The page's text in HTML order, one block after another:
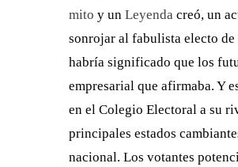
mito y un Leyenda creó, un
sonrojar al fabulista electo de
habría significado que los
empresarial que afirmaba. Y
en el Colegio Electoral a su
principales estados
nacional. Los votantes